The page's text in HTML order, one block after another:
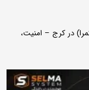
در کرج – امنیت،